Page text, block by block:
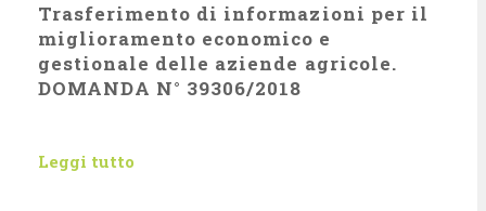
Trasferimento di informazioni per il
miglioramento economico e
gestionale delle aziende agricole.
DOMANDA N° 39306/2018
Leggi tutto